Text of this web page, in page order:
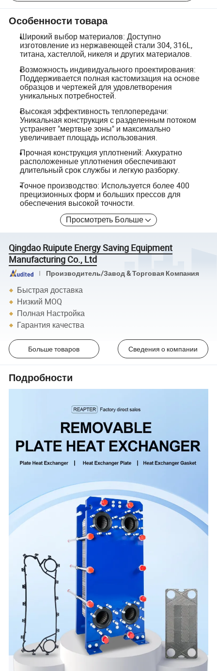
Особенности товара
Широкий выбор материалов: Доступно
изготовление из нержавеющей стали 304, 316L,
титана, хастеллой, никеля и других материалов.
Возможность индивидуального проектирования:
Поддерживается полная кастомизация на основе
образцов и чертежей для удовлетворения
уникальных потребностей.
Высокая эффективность теплопередачи:
Уникальная конструкция с разделенным потоком
устраняет "мертвые зоны" и максимально
увеличивает площадь использования.
Прочная конструкция уплотнений: Аккуратно
расположенные уплотнения обеспечивают
длительный срок службы и легкую разборку.
Точное производство: Используется более 400
прецизионных форм и больших прессов для
обеспечения высокой точности.
Просмотреть Больше
Qingdao Ruipute Energy Saving Equipment
Manufacturing Co., Ltd
Производитель/Завод & Торговая Компания
Быстрая доставка
Низкий MOQ
Полная Настройка
Гарантия качества
Больше товаров Сведения о компании
Подробности